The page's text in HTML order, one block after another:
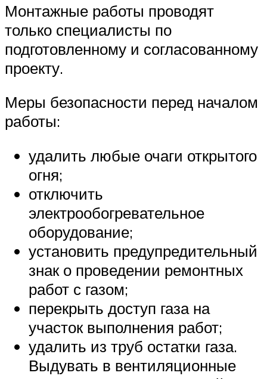
Монтажные работы проводят
только специалисты по
подготовленному и согласованному
проекту.
Меры безопасности перед началом
работы:
удалить любые очаги открытого
огня;
отключить
электрообогревательное
оборудование;
установить предупредительный
знак о проведении ремонтных
работ с газом;
перекрыть доступ газа на
участок выполнения работ;
удалить из труб остатки газа.
Выдувать в вентиляционные